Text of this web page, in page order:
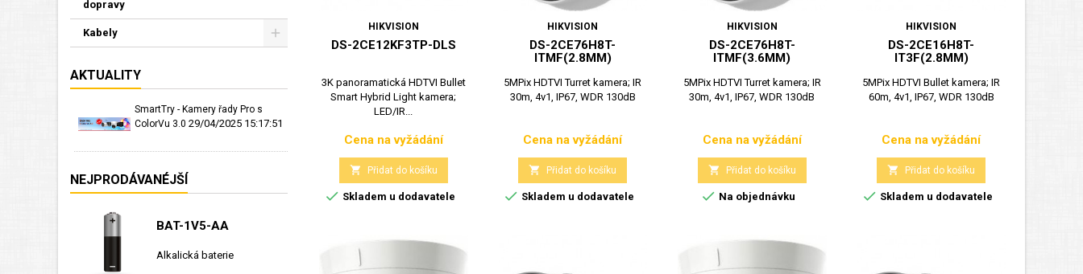
dopravy
Kabely
AKTUALITY
SmartTry - Kamery řady Pro s
ColorVu 3.0 29/04/2025 15:17:51
NEJPRODÁVANÉJŠÍ
BAT-1V5-AA
Alkalická baterie
HIKVISION
DS-2CE12KF3TP-DLS
3K panoramatická HDTVI Bullet
Smart Hybrid Light kamera;
LED/IR...
Cena
Cena na vyžádání
 Přidat do košíku
 Skladem u dodavatele
HIKVISION
DS-2CE76H8T-
ITMF(2.8MM)
5MPix HDTVI Turret kamera; IR
30m, 4v1, IP67, WDR 130dB
Cena
Cena na vyžádání
 Přidat do košíku
 Skladem u dodavatele
HIKVISION
DS-2CE76H8T-
ITMF(3.6MM)
5MPix HDTVI Turret kamera; IR
30m, 4v1, IP67, WDR 130dB
Cena
Cena na vyžádání
 Přidat do košíku
 Na objednávku
HIKVISION
DS-2CE16H8T-
IT3F(2.8MM)
5MPix HDTVI Bullet kamera; IR
60m, 4v1, IP67, WDR 130dB
Cena
Cena na vyžádání
 Přidat do košíku
 Skladem u dodavatele